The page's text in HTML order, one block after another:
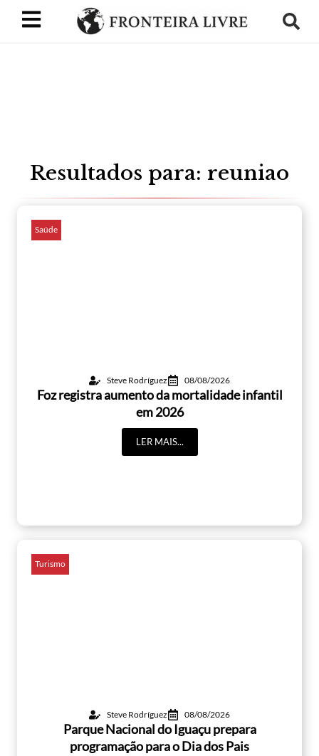
Resultados para: reuniao
Saúde
Steve Rodríguez 08/08/2026
Foz registra aumento da mortalidade infantil
em 2026
LER MAIS...
Turismo
Steve Rodríguez 08/08/2026
Parque Nacional do Iguaçu prepara
programação para o Dia dos Pais